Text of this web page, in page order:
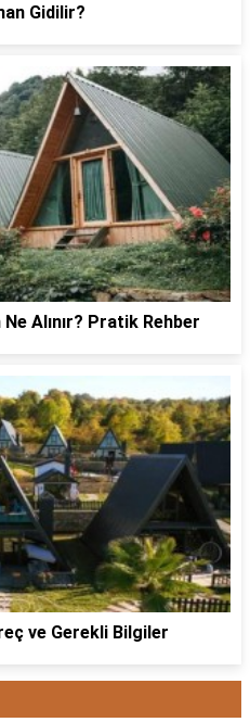
Gidilir?
Alınır? Pratik Rehber
ve Gerekli Bilgiler